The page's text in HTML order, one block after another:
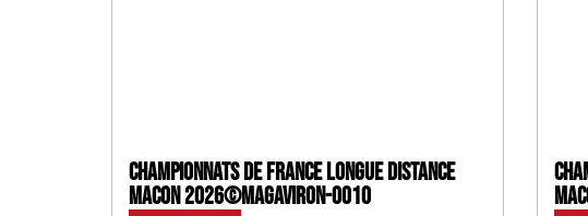
Championnats de France longue distance
Macon 2026©MagAviron-0010